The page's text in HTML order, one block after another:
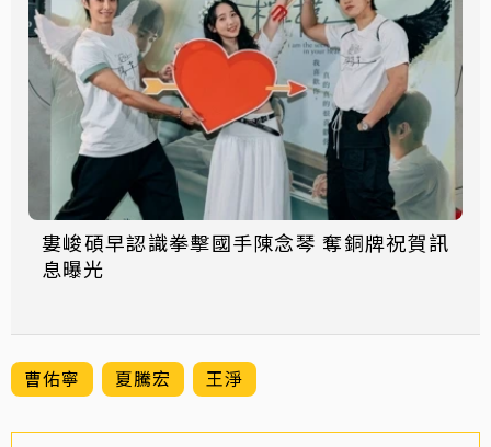
婁峻碩早認識拳擊國手陳念琴 奪銅牌祝賀訊
息曝光
曹佑寧 夏騰宏 王淨